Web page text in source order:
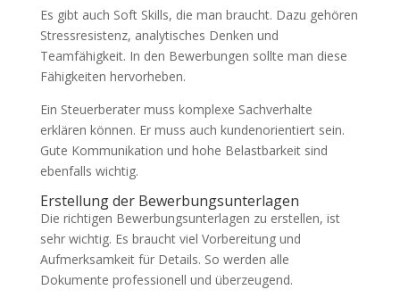
Es gibt auch Soft Skills, die man braucht. Dazu gehören
Stressresistenz, analytisches Denken und
Teamfähigkeit. In den Bewerbungen sollte man diese
Fähigkeiten hervorheben.
Ein Steuerberater muss komplexe Sachverhalte
erklären können. Er muss auch kundenorientiert sein.
Gute Kommunikation und hohe Belastbarkeit sind
ebenfalls wichtig.
Erstellung der Bewerbungsunterlagen
Die richtigen Bewerbungsunterlagen zu erstellen, ist
sehr wichtig. Es braucht viel Vorbereitung und
Aufmerksamkeit für Details. So werden alle
Dokumente professionell und überzeugend.